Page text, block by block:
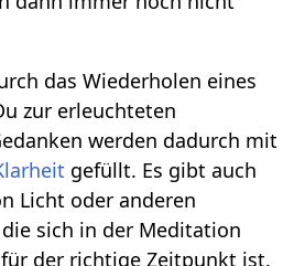
das Wiederholen eines
zur erleuchteten
werden dadurch mit
gefüllt. Es gibt auch
Licht oder anderen
sich in der Meditation
der richtige Zeitpunkt ist.